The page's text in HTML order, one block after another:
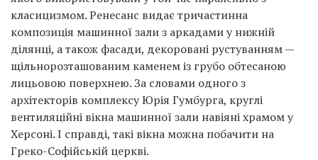
класицизмом. Ренесанс видає тричастинна
композиція машинної зали з аркадами у нижній
ділянці, а також фасади, декоровані рустуванням —
щільнорозташованим каменем із грубо обтесаною
лицьовою поверхнею. За словами одного з
архітекторів комплексу Юрія Гумбурга, круглі
вентиляційні вікна машинної зали навіяні храмом у
Херсоні. І справді, такі вікна можна побачити на
Греко-Софійській церкві.